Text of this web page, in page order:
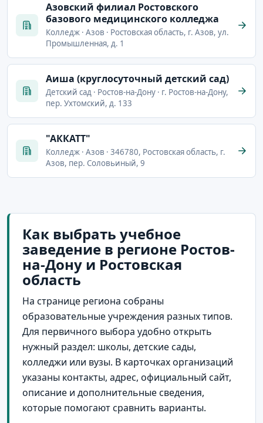
Азовский филиал Ростовского
базового медицинского колледжа
Колледж · Азов · Ростовская область, г. Азов, ул.
Промышленная, д. 1
Аиша (круглосуточный детский сад)
Детский сад · Ростов-на-Дону · г. Ростов-на-Дону,
пер. Ухтомский, д. 133
"АККАТТ"
Колледж · Азов · 346780, Ростовская область, г.
Азов, пер. Соловьиный, 9
Как выбрать учебное
заведение в регионе Ростов-
на-Дону и Ростовская
область
На странице региона собраны
образовательные учреждения разных типов.
Для первичного выбора удобно открыть
нужный раздел: школы, детские сады,
колледжи или вузы. В карточках организаций
указаны контакты, адрес, официальный сайт,
описание и дополнительные сведения,
которые помогают сравнить варианты.